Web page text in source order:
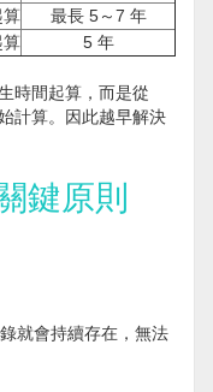
算
最長 5～7 年
算 5 年
時間起算，而是從
計算。因此越早解決
鍵原則
就會持續存在，無法